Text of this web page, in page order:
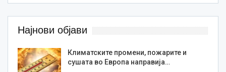
Најнови објави
Климатските промени, пожарите и
сушата во Европа направија…